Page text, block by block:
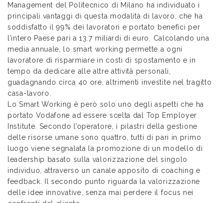
Management del Politecnico di Milano ha individuato i
principali vantaggi di questa modalità di lavoro, che ha
soddisfatto il 99% dei lavoratori e portato benefici per
l’intero Paese pari a 13.7 miliardi di euro. Calcolando una
media annuale, lo smart working permette a ogni
lavoratore di risparmiare in costi di spostamento e in
tempo da dedicare alle altre attività personali,
guadagnando circa 40 ore, altrimenti investite nel tragitto
casa-lavoro.
Lo Smart Working è però solo uno degli aspetti che ha
portato Vodafone ad essere scelta dal Top Employer
Institute. Secondo l’operatore, i pilastri della gestione
delle risorse umane sono quattro, tutti di pari in primo
luogo viene segnalata la promozione di un modello di
leadership basato sulla valorizzazione del singolo
individuo, attraverso un canale apposito di coaching e
feedback. Il secondo punto riguarda la valorizzazione
delle idee innovative, senza mai perdere il focus nei